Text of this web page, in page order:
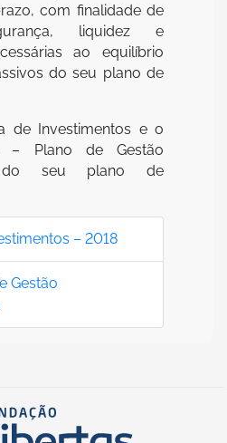
com finalidade de
liquidez e
ao equilíbrio
do seu plano de
de Investimentos e o
– Plano de Gestão
do seu plano de
– 2018
Gestão